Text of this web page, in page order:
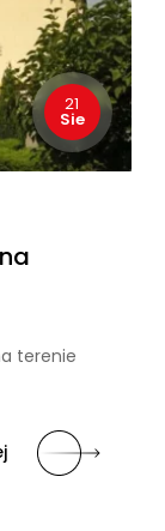
21
Sie
terenie